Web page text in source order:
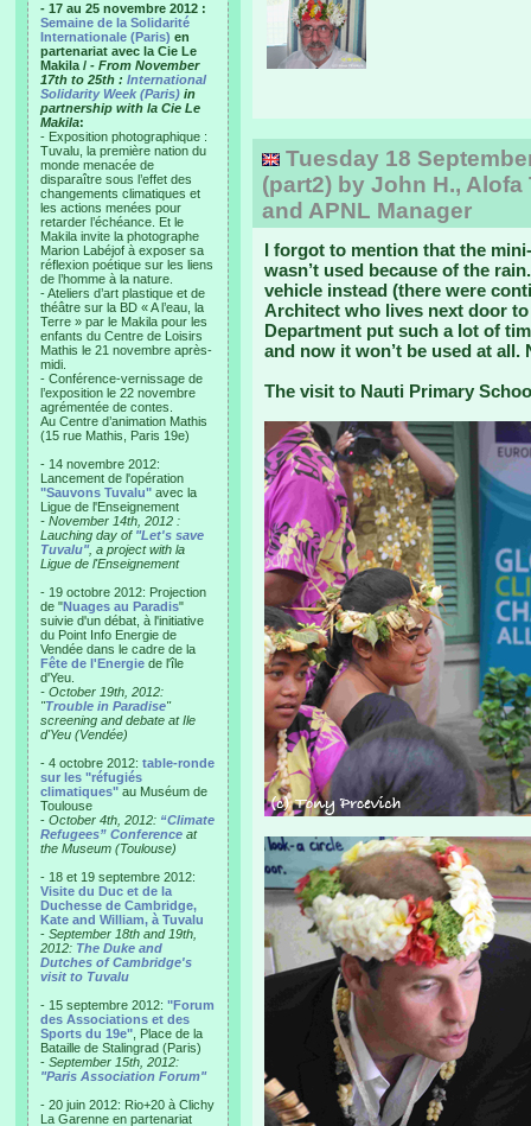
- 17 au 25 novembre 2012 :
Semaine de la Solidarité
Internationale (Paris) en
partenariat avec la Cie Le
Makila / - From November
17th to 25th : International
Solidarity Week (Paris) in
partnership with la Cie Le
Makila:
- Exposition photographique :
Tuvalu, la première nation du
monde menacée de
disparaître sous l’effet des
changements climatiques et
les actions menées pour
retarder l’échéance. Et le
Makila invite la photographe
Marion Labéjof à exposer sa
réflexion poétique sur les liens
de l’homme à la nature.
- Ateliers d’art plastique et de
théâtre sur la BD « A l’eau, la
Terre » par le Makila pour les
enfants du Centre de Loisirs
Mathis le 21 novembre après-
midi.
- Conférence-vernissage de
l’exposition le 22 novembre
agrémentée de contes.
Au Centre d’animation Mathis
(15 rue Mathis, Paris 19e)
- 14 novembre 2012:
Lancement de l'opération
"Sauvons Tuvalu" avec la
Ligue de l'Enseignement
- November 14th, 2012 :
Lauching day of "Let's save
Tuvalu", a project with la
Ligue de l'Enseignement
- 19 octobre 2012: Projection
de "Nuages au Paradis"
suivie d'un débat, à l'initiative
du Point Info Energie de
Vendée dans le cadre de la
Fête de l'Energie de l'île
d'Yeu.
- October 19th, 2012:
"Trouble in Paradise"
screening and debate at Ile
d'Yeu (Vendée)
- 4 octobre 2012: table-ronde
sur les "réfugiés
climatiques" au Muséum de
Toulouse
- October 4th, 2012: “Climate
Refugees” Conference at
the Museum (Toulouse)
- 18 et 19 septembre 2012:
Visite du Duc et de la
Duchesse de Cambridge,
Kate and William, à Tuvalu
- September 18th and 19th,
2012: The Duke and
Dutches of Cambridge's
visit to Tuvalu
- 15 septembre 2012: "Forum
des Associations et des
Sports du 19e" , Place de la
Bataille de Stalingrad (Paris)
- September 15th, 2012:
"Paris Association Forum"
- 20 juin 2012: Rio+20 à Clichy
La Garenne en partenariat
Tuesday 18
(part2) by John H.,
and APNL Manager
I forgot to mention that the
wasn’t used because of the
vehicle instead (there were
Architect who lives next door
Department put such a lot of
and now it won’t be used at
The visit to Nauti Primary